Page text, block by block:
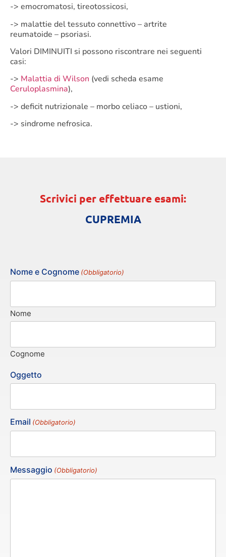
-> emocromatosi, tireotossicosi,
-> malattie del tessuto connettivo – artrite
reumatoide – psoriasi.
Valori DIMINUITI si possono riscontrare nei seguenti
casi:
-> Malattia di Wilson (vedi scheda esame
Ceruloplasmina),
-> deficit nutrizionale – morbo celiaco – ustioni,
-> sindrome nefrosica.
Scrivici per effettuare esami:
CUPREMIA
Nome e Cognome (Obbligatorio)
Nome
Cognome
Oggetto
Email (Obbligatorio)
Messaggio (Obbligatorio)